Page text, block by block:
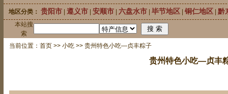
地区分类： 贵阳市 遵义市 安顺市 六盘水市 毕节地区 铜仁地区 黔
本站搜
索
当前位置： 首页>> 小吃>> 贵州特色小吃—贞丰粽子
贵州特色小吃—贞丰